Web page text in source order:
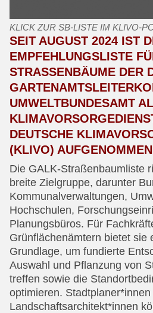
KLICK ZUR SB-LISTE IM KLIVO-
SEIT AUGUST 2024 IST
EMPFEHLUNGSLISTE
STRASSENBÄUME DER
MWELTBUNDESAMT ALS
LIMAVORSORGEDIENST
EUTSCHE
KLIVO) AUFGENOMMEN
Die GALK-Straßenbaumliste
breite Zielgruppe, darunter
Kommunalverwaltungen,
Hochschulen,
Planungsbüros. Für
Grünflächenämtern bietet sie
Grundlage, um fundierte
Auswahl und Pflanzung von
treffen sowie die
optimieren. Stadtplaner*innen
Landschaftsarchitekt*innen